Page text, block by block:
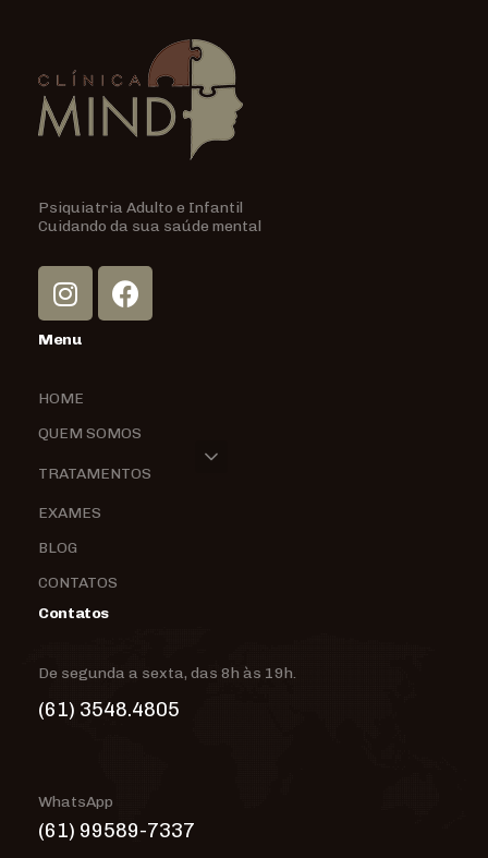
Psiquiatria Adulto e Infantil
Cuidando da sua saúde mental
Menu
HOME
QUEM SOMOS
TRATAMENTOS
EXAMES
BLOG
CONTATOS
Contatos
De segunda a sexta, das 8h às 19h.
(61) 3548.4805
WhatsApp
(61) 99589-7337